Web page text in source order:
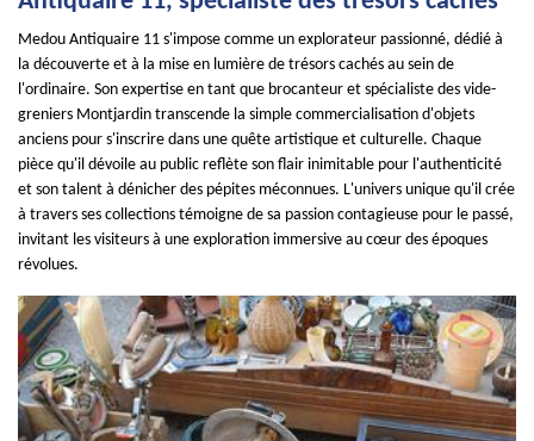
Medou Antiquaire 11 s'impose comme un explorateur passionné, dédié à
la découverte et à la mise en lumière de trésors cachés au sein de
l'ordinaire. Son expertise en tant que brocanteur et spécialiste des vide-
greniers Montjardin transcende la simple commercialisation d'objets
anciens pour s'inscrire dans une quête artistique et culturelle. Chaque
pièce qu'il dévoile au public reflète son flair inimitable pour l'authenticité
et son talent à dénicher des pépites méconnues. L'univers unique qu'il crée
à travers ses collections témoigne de sa passion contagieuse pour le passé,
invitant les visiteurs à une exploration immersive au cœur des époques
révolues.